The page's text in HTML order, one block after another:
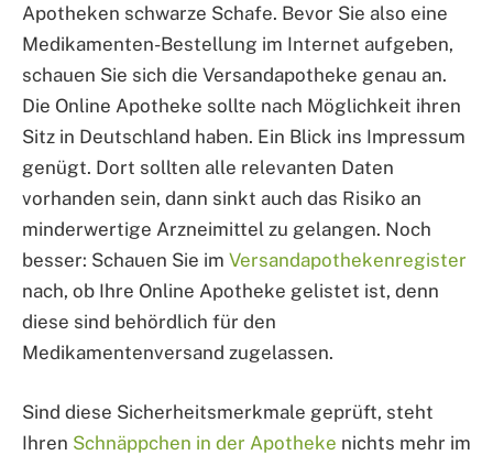
Apotheken schwarze Schafe. Bevor Sie also eine
Medikamenten-Bestellung im Internet aufgeben,
schauen Sie sich die Versandapotheke genau an.
Die Online Apotheke sollte nach Möglichkeit ihren
Sitz in Deutschland haben. Ein Blick ins Impressum
genügt. Dort sollten alle relevanten Daten
vorhanden sein, dann sinkt auch das Risiko an
minderwertige Arzneimittel zu gelangen. Noch
besser: Schauen Sie im Versandapothekenregister
nach, ob Ihre Online Apotheke gelistet ist, denn
diese sind behördlich für den
Medikamentenversand zugelassen.
Sind diese Sicherheitsmerkmale geprüft, steht
Ihren Schnäppchen in der Apotheke nichts mehr im